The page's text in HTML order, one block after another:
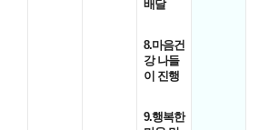
배달
8.마음건
강 나들
이 진행
9.행복한